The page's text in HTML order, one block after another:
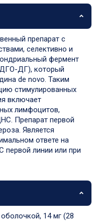
препарат с
селективно и
фермент
ДГ), который
de novo. Таким
стимулированных
включает
лимфоцитов,
Препарат первой
Является
ответе на
линии или при
14 мг (28